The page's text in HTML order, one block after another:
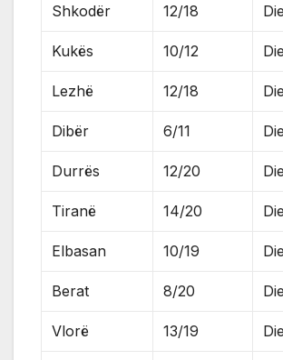
Shkodër 12/18
Kukës 10/12
Lezhë 12/18
Dibër 6/11
Durrës 12/20
Tiranë 14/20
Elbasan 10/19
Berat 8/20
Vlorë 13/19